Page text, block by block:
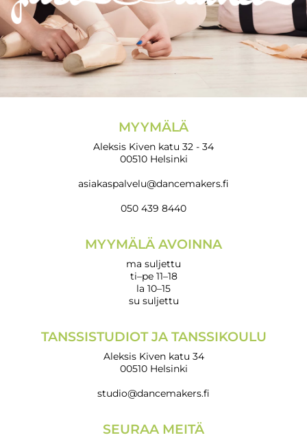
MYYMÄLÄ
Aleksis Kiven katu 32 - 34
00510 Helsinki
asiakaspalvelu@dancemakers.fi
050 439 8440
MYYMÄLÄ AVOINNA
ma suljettu
ti–pe 11–18
la 10–15
su suljettu
TANSSISTUDIOT JA TANSSIKOULU
Aleksis Kiven katu 34
00510 Helsinki
studio@dancemakers.fi
SEURAA MEITÄ